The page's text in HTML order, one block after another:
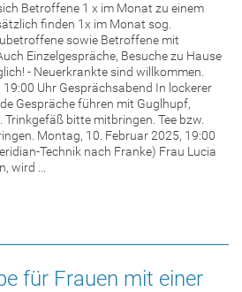
Betroffene 1 x im Monat zu einem
finden 1x im Monat sog.
sowie Betroffene mit
Einzelgespräche, Besuche zu Hause
- Neuerkrankte sind willkommen.
Uhr Gesprächsabend In lockerer
Gespräche führen mit Guglhupf,
bitte mitbringen. Tee bzw.
Montag, 10. Februar 2025, 19:00
Technik nach Franke) Frau Lucia
wird ...
für Frauen mit einer